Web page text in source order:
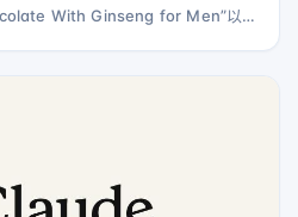
With Ginseng for Men”以
天然”或声称含有如pau de